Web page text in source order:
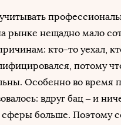
рынке нещадно мало
кто-то уехал,
потому
Особенно во время
вдруг бац – и
сферы больше. Поэтому